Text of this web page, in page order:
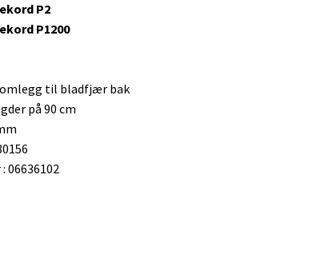
P2
P1200
til bladfjær bak
på 90 cm
06636102